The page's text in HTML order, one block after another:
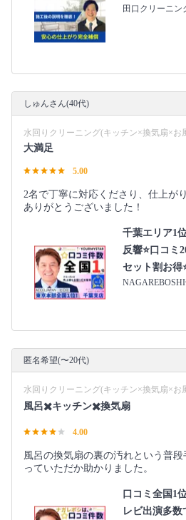
田口クリーニン
しゅんさん(40代)
水回りクリーニング(キッチン×換気扇×お
大満足
5.00
2名で丁寧に対応くださり、仕上が
ありがとうございました！
千葉エリア1
反響⭐️口コミ
セット割お得
匿名希望(〜20代)
水回りクリーニング(キッチン×換気扇×お
風呂✖️キッチン✖️換気扇
4.00
風呂の換気扇の裏の汚れという普
っていただか助かりました。
口コミ全国1
レビ出演多数